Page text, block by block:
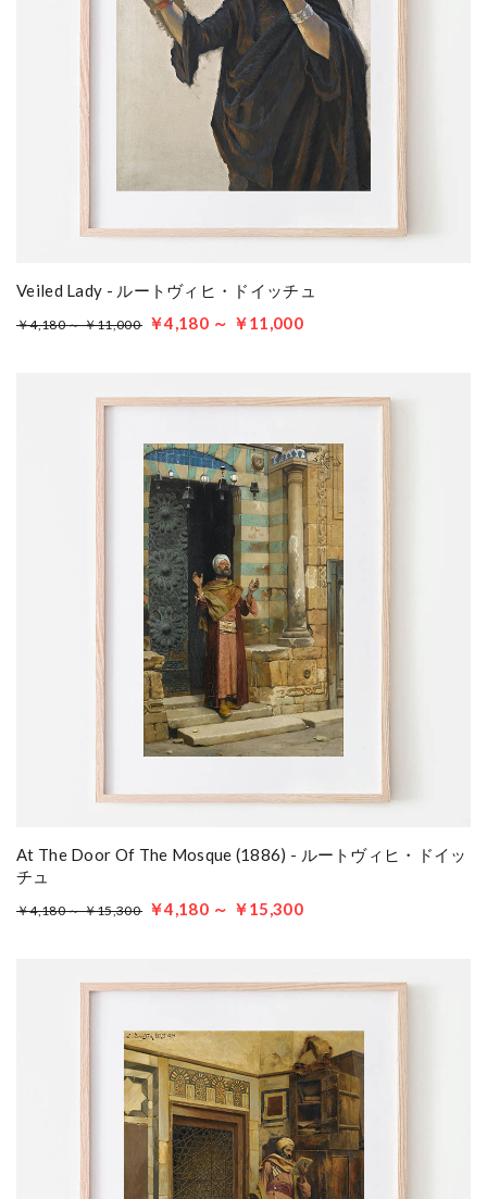
Veiled Lady - ルートヴィヒ・ドイッチュ
￥4,180 ～ ￥11,000 ￥4,180 ～ ￥11,000
At The Door Of The Mosque (1886) - ルートヴィヒ・ドイッ
チュ
￥4,180 ～ ￥15,300 ￥4,180 ～ ￥15,300